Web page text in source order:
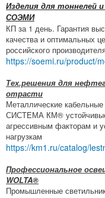
Изделия для тоннелей
СОЭМИ
КП за 1 день. Гарантия
качества и оптимальных
российского
https://soemi.ru/product/
Тех.решения для
отрасти
Металлические кабельные
СИСТЕМА КМ®
агрессивным факторам и
нагрузкам
https://km1.ru/catalog/
Профессиональное
WOLTA®
Промышленные